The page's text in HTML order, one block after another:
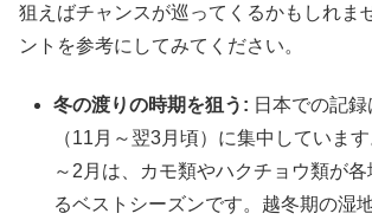
狙えばチャンスが巡ってくるかもしれま
ントを参考にしてみてください。
冬の渡りの時期を狙う: 日本での記
（11月～翌3月頃）に集中していま
～2月は、カモ類やハクチョウ類が
るベストシーズンです。越冬期の湿